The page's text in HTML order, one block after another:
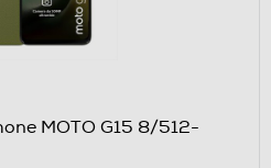
MOTO G15 8/512-